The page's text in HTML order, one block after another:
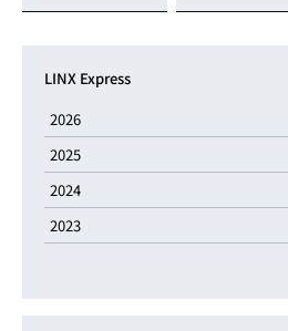
LINX Express
2026
2025
2024
2023